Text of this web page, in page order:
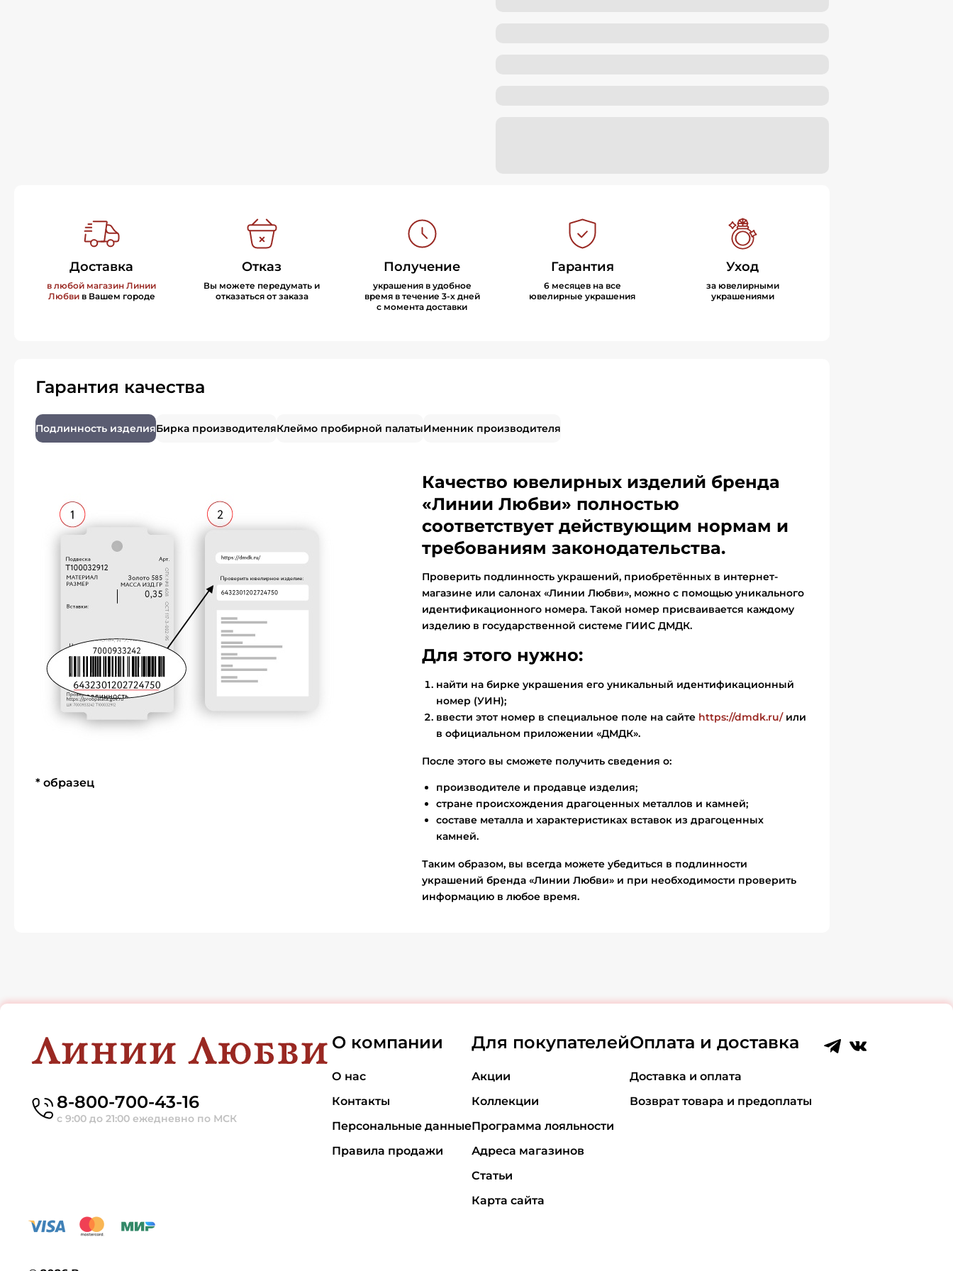
Доставка
в любой магазин Линии
Любвив Вашем городе
Отказ
Вы можете передумать и
отказаться от заказа
Получение
украшения в удобное
время в течение 3-х дней
с момента доставки
Гарантия
6 месяцев на все
ювелирные украшения
Уход
за ювелирными
украшениями
Гарантия качества
Подлинность изделияБирка производителяКлеймо пробирной палатыИменник производителя
* образец
Качество ювелирных изделий бренда
«Линии Любви» полностью
соответствует действующим нормам и
требованиям законодательства.
Проверить подлинность украшений, приобретённых в интернет-
магазине или салонах «Линии Любви», можно с помощью уникального
идентификационного номера. Такой номер присваивается каждому
изделию в государственной системе ГИИС ДМДК.
Для этого нужно:
найти на бирке украшения его уникальный идентификационный
номер (УИН);
ввести этот номер в специальное поле на сайте https://dmdk.ru/или
в официальном приложении «ДМДК».
После этого вы сможете получить сведения о:
производителе и продавце изделия;
стране происхождения драгоценных металлов и камней;
составе металла и характеристиках вставок из драгоценных
камней.
Таким образом, вы всегда можете убедиться в подлинности
украшений бренда «Линии Любви» и при необходимости проверить
информацию в любое время.
8-800-700-43-16
с 9:00 до 21:00 ежедневно по МСК
О компании
О нас
Контакты
Персональные данные
Правила продажи
Для покупателей
Акции
Коллекции
Программа лояльности
Адреса магазинов
Статьи
Карта сайта
Оплата и доставка
Доставка и оплата
Возврат товара и предоплаты